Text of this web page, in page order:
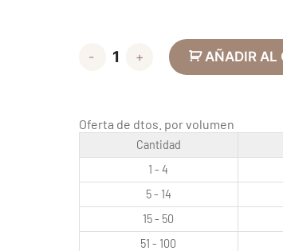
- + AÑADIR AL
Oferta de dtos. por volumen
Cantidad
1 - 4
5 - 14
15 - 50
51 - 100